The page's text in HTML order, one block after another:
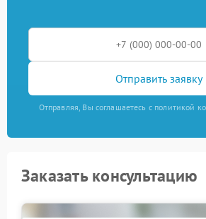
Отправить заявку
Отправляя, Вы соглашаетесь с политикой
Заказать консультацию